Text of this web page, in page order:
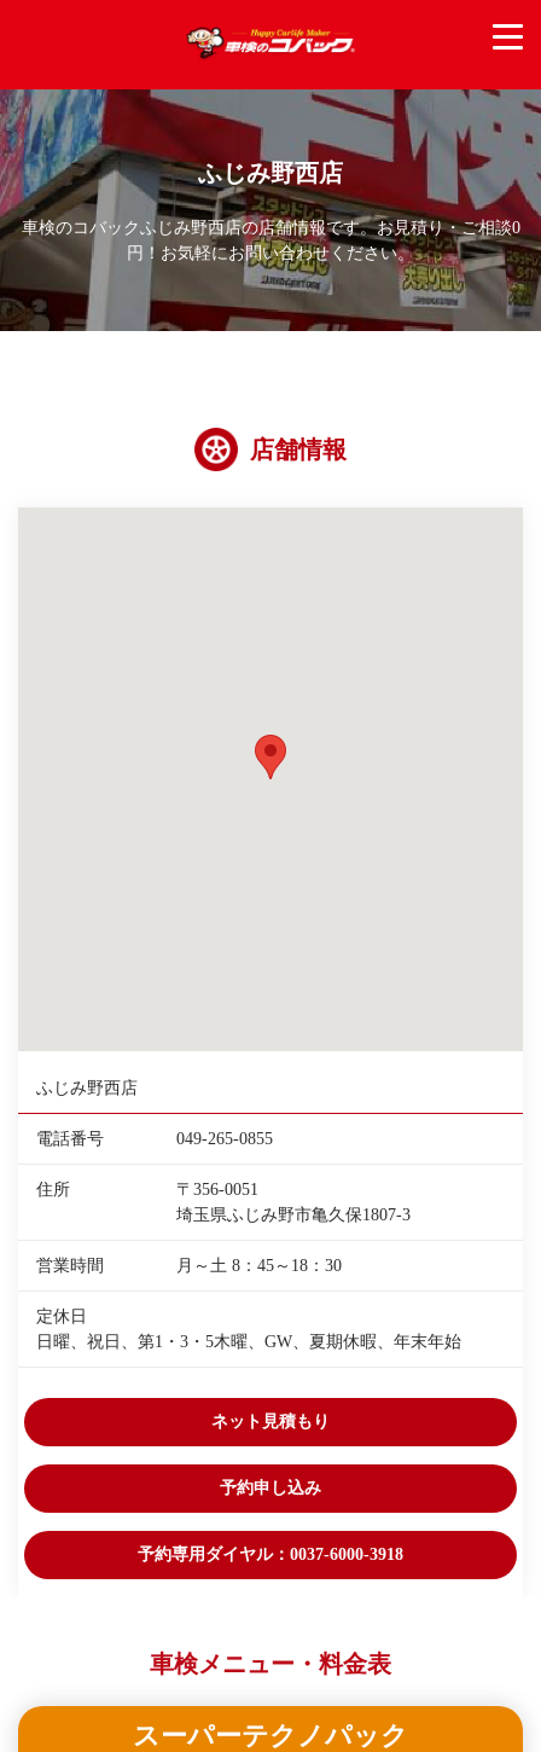
ふじみ野西店
車検のコバックふじみ野西店の店舗情報です。お見積り・ご相談0
円！お気軽にお問い合わせください。
店舗情報
ふじみ野西店
電話番号 049-265-0855
住所
〒356-0051
埼玉県ふじみ野市亀久保1807-3
営業時間 月～土 8：45～18：30
定休日
日曜、祝日、第1・3・5木曜、GW、夏期休暇、年末年始
ネット見積もり
予約申し込み
予約専用ダイヤル：0037-6000-3918
車検メニュー・料金表
スーパーテクノパック